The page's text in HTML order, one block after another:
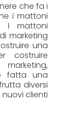
che fa i
i mattoni
I mattoni
marketing
una
costruire
marketing,
fatta una
diversi
clienti